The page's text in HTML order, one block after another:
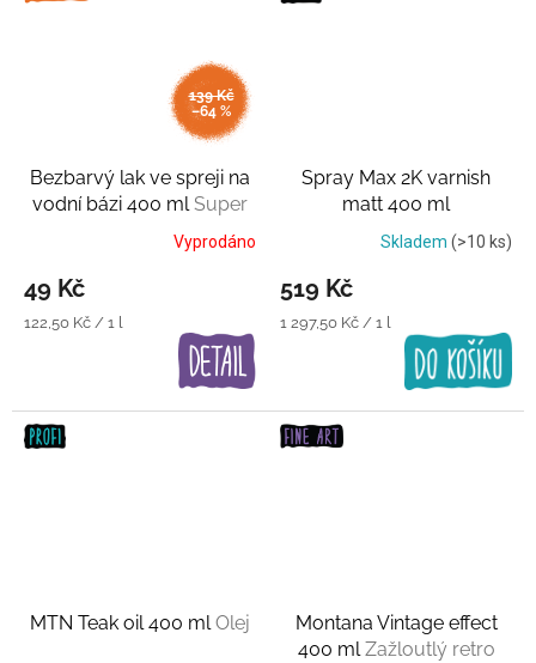
139 Kč
–64 %
Bezbarvý lak ve spreji na
vodní bázi 400 mlSuper
Vyprodáno
49 Kč
Měrná
122,50 Kč / 1 l
Spray Max 2K varnish
matt 400 ml
Transparentní lak
Skladem (>10 ks)
519 Kč
Měrná
1 297,50 Kč / 1 l
MTN Teak oil 400 mlOlej
Montana Vintage effect
400 mlZažloutlý retro